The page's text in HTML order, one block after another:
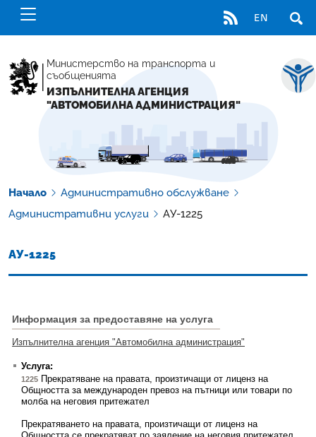
RSS EN
Министерство на транспорта и
съобщенията
ИЗПЪЛНИТЕЛНА АГЕНЦИЯ
"АВТОМОБИЛНА АДМИНИСТРАЦИЯ"
Начало
Административно обслужване
Административни услуги
АУ-1225
АУ-1225